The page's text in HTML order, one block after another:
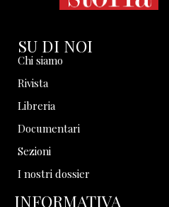
SU DI NOI
Chi siamo
Rivista
Libreria
Documentari
Sezioni
I nostri dossier
INFORMATIVA